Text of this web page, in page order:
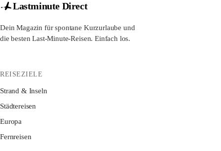
Lastminute Direct
Dein Magazin für spontane Kurzurlaube und
die besten Last-Minute-Reisen. Einfach los.
REISEZIELE
Strand & Inseln
Städtereisen
Europa
Fernreisen